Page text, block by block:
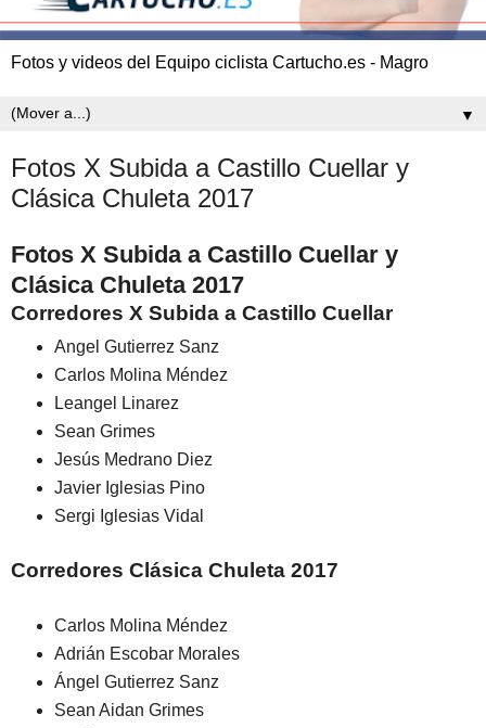
Fotos y videos del Equipo ciclista Cartucho.es - Magro
▼
Fotos X Subida a Castillo Cuellar y
Clásica Chuleta 2017
Fotos X Subida a Castillo Cuellar y
Clásica Chuleta 2017
Corredores X Subida a Castillo Cuellar
Angel Gutierrez Sanz
Carlos Molina Méndez
Leangel Linarez
Sean Grimes
Jesús Medrano Diez
Javier Iglesias Pino
Sergi Iglesias Vidal
Corredores Clásica Chuleta 2017
Carlos Molina Méndez
Adrián Escobar Morales
Ángel Gutierrez Sanz
Sean Aidan Grimes